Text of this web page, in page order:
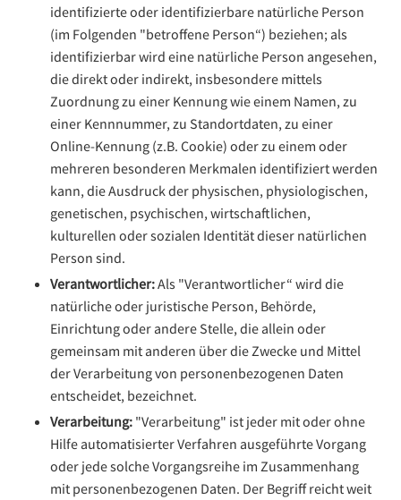
identifizierte oder identifizierbare natürliche Person
(im Folgenden "betroffene Person“) beziehen; als
identifizierbar wird eine natürliche Person angesehen,
die direkt oder indirekt, insbesondere mittels
Zuordnung zu einer Kennung wie einem Namen, zu
einer Kennnummer, zu Standortdaten, zu einer
Online-Kennung (z.B. Cookie) oder zu einem oder
mehreren besonderen Merkmalen identifiziert werden
kann, die Ausdruck der physischen, physiologischen,
genetischen, psychischen, wirtschaftlichen,
kulturellen oder sozialen Identität dieser natürlichen
Person sind.
Verantwortlicher:Als "Verantwortlicher“ wird die
natürliche oder juristische Person, Behörde,
Einrichtung oder andere Stelle, die allein oder
gemeinsam mit anderen über die Zwecke und Mittel
der Verarbeitung von personenbezogenen Daten
entscheidet, bezeichnet.
Verarbeitung:"Verarbeitung" ist jeder mit oder ohne
Hilfe automatisierter Verfahren ausgeführte Vorgang
oder jede solche Vorgangsreihe im Zusammenhang
mit personenbezogenen Daten. Der Begriff reicht weit